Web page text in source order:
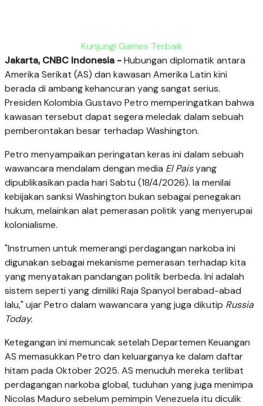
Kunjungi Games Terbaik
Jakarta, CNBC Indonesia -Hubungan diplomatik antara
Amerika Serikat (AS) dan kawasan Amerika Latin kini
berada di ambang kehancuran yang sangat serius.
Presiden Kolombia Gustavo Petro memperingatkan bahwa
kawasan tersebut dapat segera meledak dalam sebuah
pemberontakan besar terhadap Washington.
Petro menyampaikan peringatan keras ini dalam sebuah
wawancara mendalam dengan media El Paisyang
dipublikasikan pada hari Sabtu (18/4/2026). Ia menilai
kebijakan sanksi Washington bukan sebagai penegakan
hukum, melainkan alat pemerasan politik yang menyerupai
kolonialisme.
"Instrumen untuk memerangi perdagangan narkoba ini
digunakan sebagai mekanisme pemerasan terhadap kita
yang menyatakan pandangan politik berbeda. Ini adalah
sistem seperti yang dimiliki Raja Spanyol berabad-abad
lalu," ujar Petro dalam wawancara yang juga dikutip Russia
Today.
Ketegangan ini memuncak setelah Departemen Keuangan
AS memasukkan Petro dan keluarganya ke dalam daftar
hitam pada Oktober 2025. AS menuduh mereka terlibat
perdagangan narkoba global, tuduhan yang juga menimpa
Nicolas Maduro sebelum pemimpin Venezuela itu diculik